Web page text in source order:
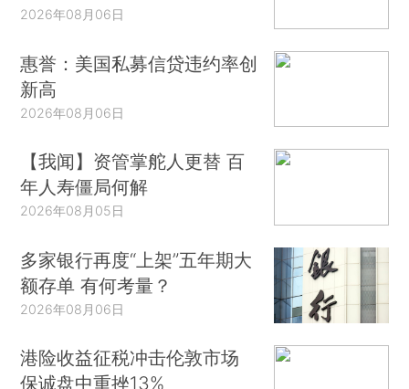
2026年08月06日
惠誉：美国私募信贷违约率创
新高
2026年08月06日
【我闻】资管掌舵人更替 百
年人寿僵局何解
2026年08月05日
多家银行再度“上架”五年期大
额存单 有何考量？
2026年08月06日
港险收益征税冲击伦敦市场
保诚盘中重挫13%